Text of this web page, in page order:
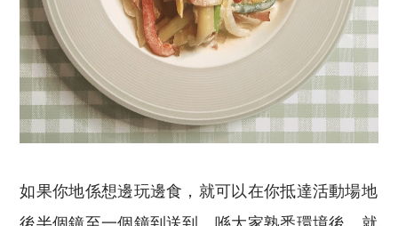
如果你地係想邊玩邊食，就可以在你抵達活動場地